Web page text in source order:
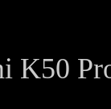
K50